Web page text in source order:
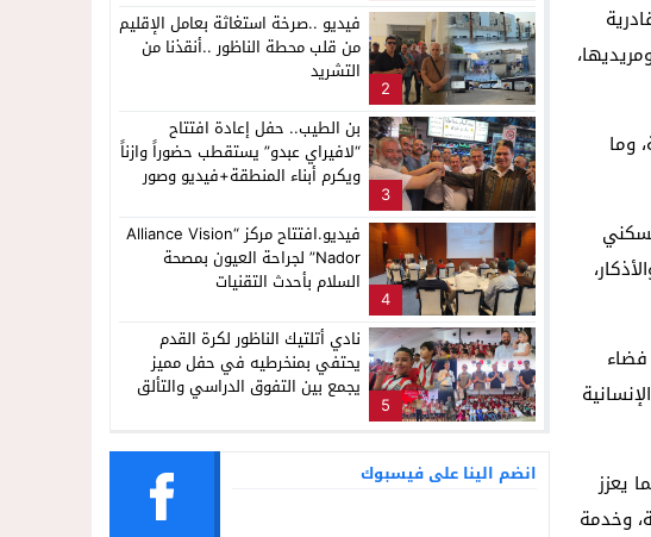
وما
فضاء
يعزز
وخدمة
2
فيديو ..صرخة استغاثة بعامل الإقليم
من قلب محطة الناظور ..أنقذنا من
التشريد
3
بن الطيب.. حفل إعادة افتتاح
“لافيراي عبدو” يستقطب حضوراً وازناً
ويكرم أبناء المنطقة+فيديو وصور
4
فيديو.افتتاح مركز “Alliance Vision
Nador” لجراحة العيون بمصحة
السلام بأحدث التقنيات
5
نادي أتلتيك الناظور لكرة القدم
يحتفي بمنخرطيه في حفل مميز
يجمع بين التفوق الدراسي والتألق
انضم الينا على فيسبوك